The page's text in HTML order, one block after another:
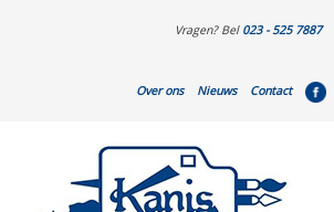
Vragen? Bel 023 - 525 7887
Over ons Nieuws Contact